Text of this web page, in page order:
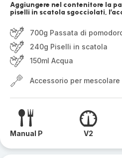
Aggiungere nel contenitore la
piselli in scatola sgocciolati,
700g Passata di
240g Piselli in scatola
150ml Acqua
Accessorio per mescolare
Manual P V2